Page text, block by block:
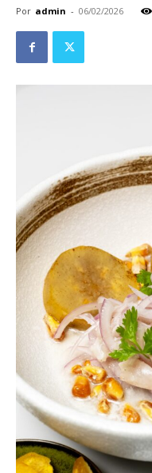
Por admin - 06/02/2026